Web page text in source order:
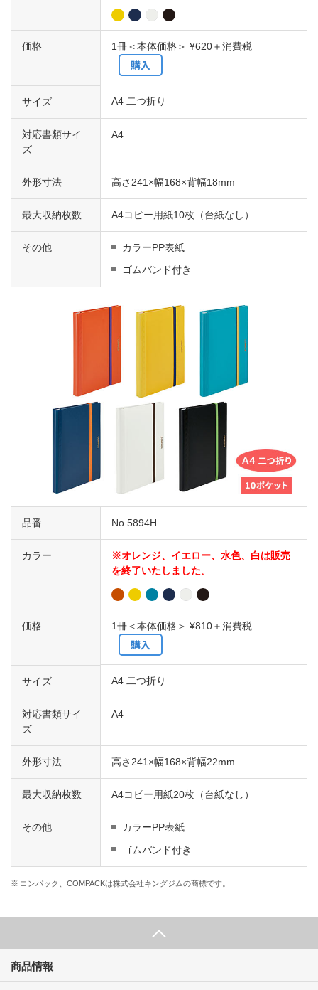
価格 1冊＜本体価格＞ ¥620＋消費税
購入
サイズ A4 二つ折り
対応書類サイ
ズ
A4
外形寸法 高さ241×幅168×背幅18mm
最大収納枚数 A4コピー用紙10枚（台紙なし）
その他
カラーPP表紙
ゴムバンド付き
品番 No.5894H
カラー
※オレンジ、イエロー、水色、白は販売
を終了いたしました。
価格 1冊＜本体価格＞ ¥810＋消費税
購入
サイズ A4 二つ折り
対応書類サイ
ズ
A4
外形寸法 高さ241×幅168×背幅22mm
最大収納枚数 A4コピー用紙20枚（台紙なし）
その他
カラーPP表紙
ゴムバンド付き
※ コンパック、COMPACKは株式会社キングジムの商標です。
商品情報